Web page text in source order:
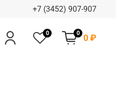
+7 (3452) 907-907
0 0 0 ₽